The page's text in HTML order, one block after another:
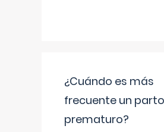
¿Cuándo es más
frecuente un parto
prematuro?